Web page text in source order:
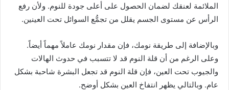
الملائمة لعنقك لضمان الحصول على أعلى جودة للنوم. ولأن رفع
الرأس عن مستوى الجسم يقلل من تجمُّع السوائل تحت العينين.
وبالإضافة إلى طريقة نومك، فإن مقدار نومك عاملاً مهماً أيضاً.
وعلى الرغم من أن قلة النوم قد لا تتسبب في حدوث الهالات
والجيوب تحت العين، فإن قلة النوم قد تجعل البشرة شاحبة بشكل
عام. وبالتالي يظهر انتفاخ العين بشكل أوضح.